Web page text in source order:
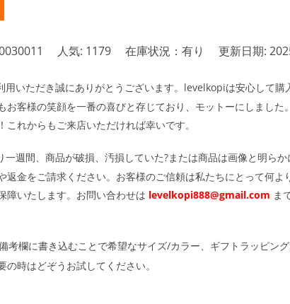
人気: 1179 在庫状況：有り 更新日期:
用いただき誠にありがとうございます。levelkopiは安心して購
お客様の笑顔を一番の喜びと存じており、モットーにしました
これからもご来店いただければ幸いです。
一週間、商品が破損、汚損していた?または商品は画像と明ら
返金をご請求ください。お客様のご信頼は私たちにとって何よ
障いたします。お問い合わせは levelkopi888@gmail.com ま
考欄に書き込むことで希望なサイズ/カラー、ギフトラッピン
の時はどぞうお試してください。